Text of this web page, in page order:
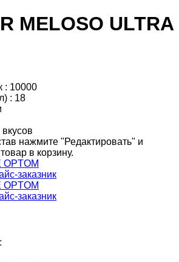
MELOSO ULTRA
: 10000
: 18
нажмите "Редактировать" и
в корзину.
заказник
заказник